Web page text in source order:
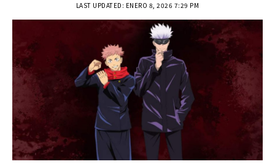
LAST UPDATED: ENERO 8, 2026 7:29 PM